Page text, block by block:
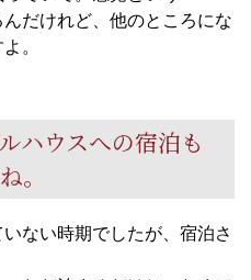
だけれど、他のところにな
。
ハウスへの宿泊も
。
ない時期でしたが、宿泊さ